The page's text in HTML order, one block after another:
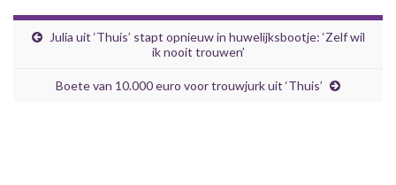
Julia uit ‘Thuis’ stapt opnieuw in huwelijksbootje: ‘Zelf wil
ik nooit trouwen’
Boete van 10.000 euro voor trouwjurk uit ‘Thuis’